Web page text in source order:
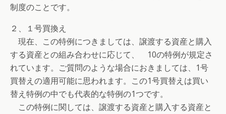
制度のことです。
２、１号買換え
現在、この特例につきましては、譲渡する資産と購入
する資産との組み合わせに応じて、 10の特例が規定さ
れています。ご質問のような場合におきましては、1号
買替えの適用可能に思われます。この1号買替えは買い
替え特例の中でも代表的な特例の1つです。
この特例に関しては、譲渡する資産と購入する資産と